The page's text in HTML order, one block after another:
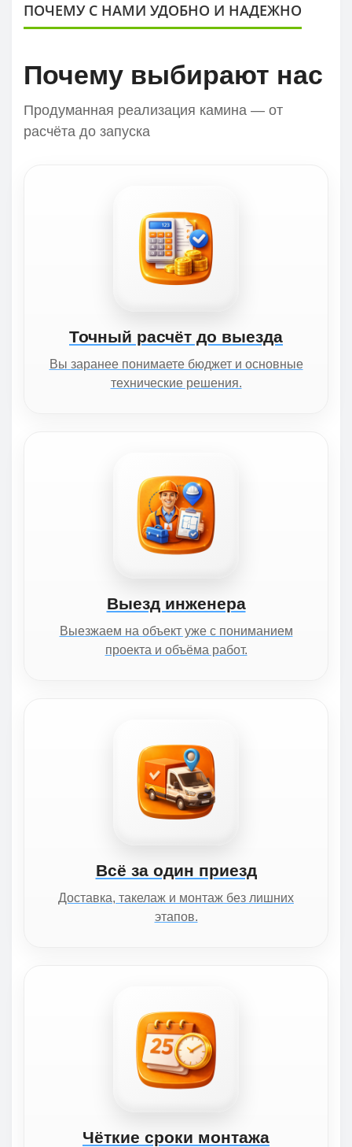
ПОЧЕМУ С НАМИ УДОБНО И НАДЕЖНО
Почему выбирают нас
Продуманная реализация камина — от
расчёта до запуска
Точный расчёт до выезда
Вы заранее понимаете бюджет и основные
технические решения.
Выезд инженера
Выезжаем на объект уже с пониманием
проекта и объёма работ.
Всё за один приезд
Доставка, такелаж и монтаж без лишних
этапов.
Чёткие сроки монтажа